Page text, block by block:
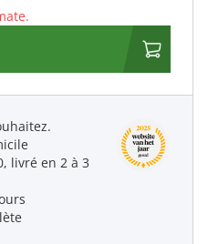
livré en 2 à 3